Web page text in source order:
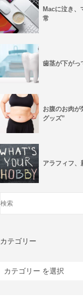
Macに泣き、
常
歯茎が下がっ
お腹のお肉
グッズ”
アラフィフ、
カテゴリー